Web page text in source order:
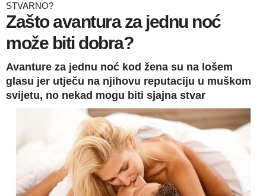
STVARNO?
Zašto avantura za jednu noć
može biti dobra?
Avanture za jednu noć kod žena su na lošem
glasu jer utječu na njihovu reputaciju u muškom
svijetu, no nekad mogu biti sjajna stvar